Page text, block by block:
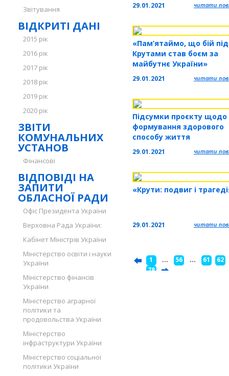
Звітування
ВІДКРИТІ ДАНІ
2015 рік
2016 рік
2017 рік
2018 рік
2019 рік
2020 рік
ЗВІТИ
КОМУНАЛЬНИХ
УСТАНОВ
Фінансові
ВІДПОВІДІ НА
ЗАПИТИ
ОБЛАСНОЇ РАДИ
Офіс Президента України
Верховна Рада України:
Кабінет Міністрів України
Міністерство освіти і науки
України
Міністерство фінансів
України
Міністерство аграрної
політики та
продовольства України
Міністерство
інфраструктури України
Міністерство соціальної
політики України
29.01.2021 читати
«Пам’ятаймо, що бій під
Крутами став боєм за
майбутнє України»
29.01.2021 читати
Підсумки проєкту щодо
формування здорового
способу життя
29.01.2021 читати
«Крути: подвиг і
29.01.2021 читати
1 ... 56 ... 61
62
78